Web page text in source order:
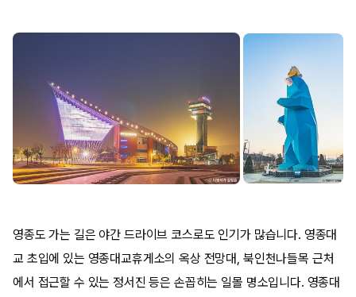
영종도 가는 길은 야간 드라이브 코스로도 인기가 많습니다. 영종대
교 초입에 있는 영종대교휴게소의 옥상 전망대, 북인천나들목 근처
에서 접근할 수 있는 정서진 등은 손꼽히는 일몰 명소입니다. 영종대